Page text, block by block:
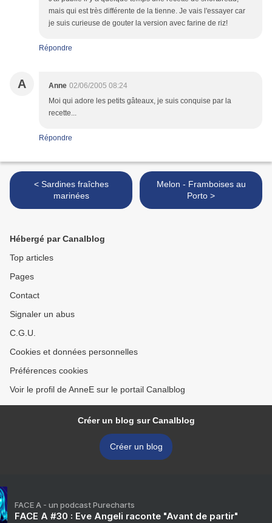
mais qui est très différente de la tienne. Je vais l'essayer car
je suis curieuse de gouter la version avec farine de riz!
Répondre
A Anne 02/06/2005 08:24
Moi qui adore les petits gâteaux, je suis conquise par la
recette...
Répondre
< Sardines fraîches
marinées
Melon - Framboises au
Porto >
Hébergé par Canalblog
Top articles
Pages
Contact
Signaler un abus
C.G.U.
Cookies et données personnelles
Préférences cookies
Voir le profil de AnneE sur le portail Canalblog
Créer un blog sur Canalblog
Créer un blog
FACE A - un podcast Purecharts
FACE A #30 : Eve Angeli raconte "Avant de partir"